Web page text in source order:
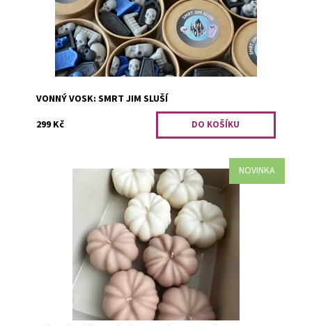
Kód:
3145
VONNÝ VOSK: SMRT JIM SLUŠÍ
299 Kč
NOVINKA
Oranžová dýně se stala ikonou e-shopu, nyní jsou tu její
jemnější varianty. Krémová dýně voní po podzimním
koření. Bílá jako čerstvě...
Dostupnost:
Skladem 2
3159/KRE